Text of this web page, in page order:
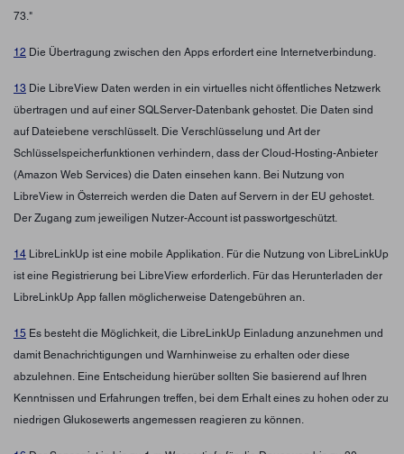
73."
12 Die Übertragung zwischen den Apps erfordert eine Internetverbindung.
13 Die LibreView Daten werden in ein virtuelles nicht öffentliches Netzwerk
übertragen und auf einer SQLServer-Datenbank gehostet. Die Daten sind
auf Dateiebene verschlüsselt. Die Verschlüsselung und Art der
Schlüsselspeicherfunktionen verhindern, dass der Cloud-Hosting-Anbieter
(Amazon Web Services) die Daten einsehen kann. Bei Nutzung von
LibreView in Österreich werden die Daten auf Servern in der EU gehostet.
Der Zugang zum jeweiligen Nutzer-Account ist passwortgeschützt.
14 LibreLinkUp ist eine mobile Applikation. Für die Nutzung von LibreLinkUp
ist eine Registrierung bei LibreView erforderlich. Für das Herunterladen der
LibreLinkUp App fallen möglicherweise Datengebühren an.
15 Es besteht die Möglichkeit, die LibreLinkUp Einladung anzunehmen und
damit Benachrichtigungen und Warnhinweise zu erhalten oder diese
abzulehnen. Eine Entscheidung hierüber sollten Sie basierend auf Ihren
Kenntnissen und Erfahrungen treffen, bei dem Erhalt eines zu hohen oder zu
niedrigen Glukosewerts angemessen reagieren zu können.